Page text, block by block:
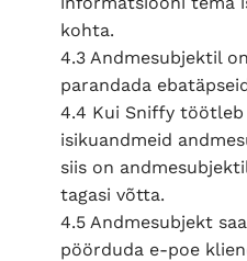
kohta.
4.3 Andmesubjektil
parandada
4.4 Kui Sniffy
isikuandmeid
siis on
tagasi võtta.
4.5 Andmesubjekt
pöörduda e-poe